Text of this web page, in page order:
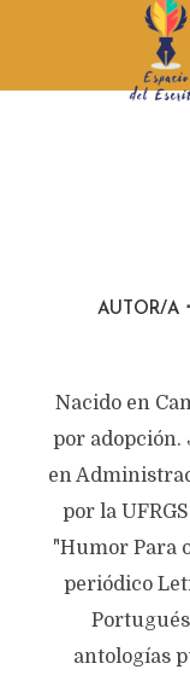
AUTOR/A
Nacido en
por adopción.
en
por la
"Humor Para
periódico
antologías